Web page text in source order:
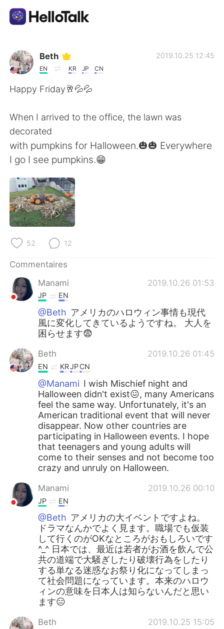
Appli d'échange linguistique
AI Grammar Checker
English 简体中文
繁體中文
العربية
日本語
Indonesia
Türkçe
Português
Beth
EN KR JP CN
2019.10.25 12:45
Happy Friday🥂💦💦
When I arrived to the office, the lawn was
decorated
with pumpkins for Halloween.🎃🎃 Everywhere
I go I see pumpkins.😁
52 12
Commentaires
Manami
2019.10.26 01:53
JP EN
@Beth アメリカのハロウィン事情も現代
風に変化してきているようですね。 大人を
困らせます😨
Beth 2019.10.26 01:45
EN KRJPCN
@Manami I wish Mischief night and
Halloween didn't exist😖, many Americans
feel the same way. Unfortunately, it's an
American traditional event that will never
disappear. Now other countries are
participating in Halloween events. I hope
that teenagers and young adults will
come to their senses and not become too
crazy and unruly on Halloween.
Manami 2019.10.26 00:10
JP EN
@Beth アメリカの大イベントですよね。
ドラマなんかでよく見ます。職場でも仮装
して行くのがOKなところがおもしろいです
^_^ 日本では、最近は若者がお酒を飲んで公
共の道端で大騒ぎしたり破壊行為をしたり
する単なる迷惑なお祭り化になってしまっ
て社会問題になっています。本来のハロウ
ィンの意味を日本人は知らないんだと思い
ます😑
Beth 2019.10.25 15:05